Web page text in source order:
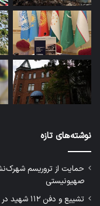
نوشته‌های تازه
حمایت از تروریسم
صهیونیستی
تشییع و دفن ۱۱۲ شهید در غزه پس از سه سال